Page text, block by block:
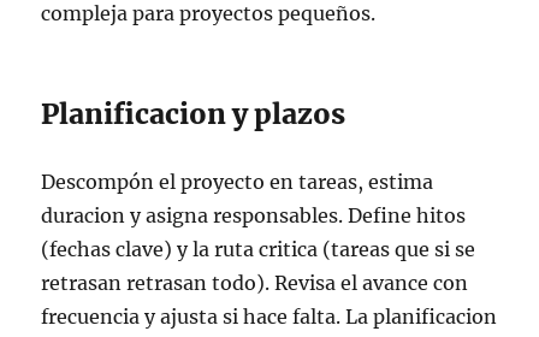
compleja para proyectos pequeños.
Planificacion y plazos
Descompón el proyecto en tareas, estima
duracion y asigna responsables. Define hitos
(fechas clave) y la ruta critica (tareas que si se
retrasan retrasan todo). Revisa el avance con
frecuencia y ajusta si hace falta. La planificacion